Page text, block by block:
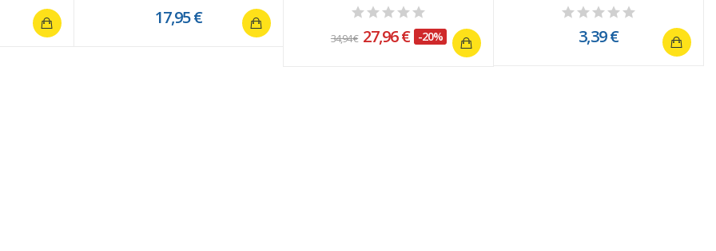
17,95 €
34,94 € 27,96 € -20% 3,39 €